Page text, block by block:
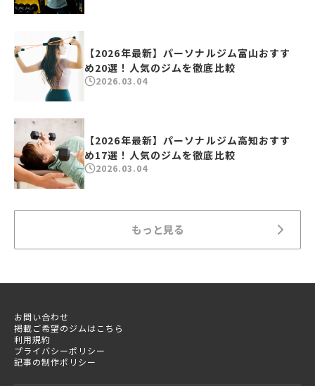
【2026年最新】パーソナルジム富山おすす
め20選！人気のジムを徹底比較
2026.03.04
【2026年最新】パーソナルジム高知おすす
め17選！人気のジムを徹底比較
2026.03.04
もっと見る
お問い合わせ
掲載ご希望のジムはこちら
利用規約
プライバシーポリシー
記事の制作ポリシー